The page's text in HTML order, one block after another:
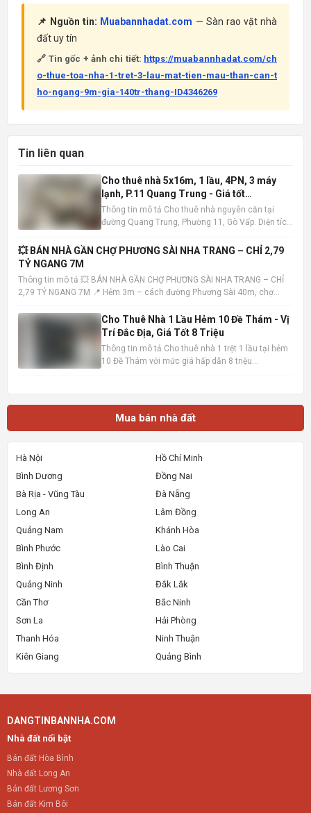
📌 Nguồn tin: Muabannhadat.com — Sàn rao vặt nhà
đất uy tín
🔗 Tin gốc + ảnh chi tiết: https://muabannhadat.com/ch
o-thue-toa-nha-1-tret-3-lau-mat-tien-mau-than-can-t
ho-ngang-9m-gia-140tr-thang-ID4346269
Tin liên quan
Cho thuê nhà 5x16m, 1 lầu, 4PN, 3 máy
lạnh, P.11 Quang Trung - Giá tốt
10tr/tháng
Thông tin mô tả Cho thuê nhà nguyên căn tại
đường Quang Trung, Phường 11, Gò Vấp. Diện tích
và 3 phòng tắm. Nhà có sẵn 3 máy lạnh, tiện nghi
địa, khu dâ
💥 BÁN NHÀ GẦN CHỢ PHƯƠNG SÀI NHA TRANG – CHỈ 2,79
TỶ NGANG 7M
Thông tin mô tả 💥 BÁN NHÀ GẦN CHỢ PHƯƠNG SÀI NHA TRANG – CHỈ
2,79 TỶ NGANG 7M 📍 Hẻm 3m – cách đường Phương Sài 40m, chợ
trệt 1 lầu – hướng Tây Bắc – sổ hồng hoàn công • Trệt: khách
Cho Thuê Nhà 1 Lầu Hẻm 10 Đề Thám - Vị
Trí Đắc Địa, Giá Tốt 8 Triệu
Thông tin mô tả Cho thuê nhà 1 trệt 1 lầu tại hẻm
10 Đề Thám với mức giá hấp dẫn 8 triệu
Mua bán nhà đất
Hà Nội
Hồ Chí Minh
Bình Dương
Đồng Nai
Bà Rịa - Vũng Tàu
Đà Nẵng
Long An
Lâm Đồng
Quảng Nam
Khánh Hòa
Bình Phước
Lào Cai
Bình Định
Bình Thuận
Quảng Ninh
Đắk Lắk
Cần Thơ
Bắc Ninh
Sơn La
Hải Phòng
Thanh Hóa
Ninh Thuận
Kiên Giang
Quảng Bình
DANGTINBANNHA.COM
Nhà đất nổi bật
Bán đất Hòa Bình
Nhà đất Long An
Bán đất Lương Sơn
Bán đất Kim Bôi